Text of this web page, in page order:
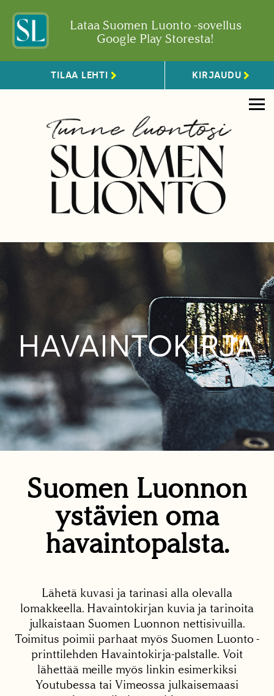
Lataa Suomen Luonto -sovellus
Google Play Storesta!
TILAA LEHTI KIRJAUDU
HAVAINTOKIRJA
Suomen Luonnon
ystävien oma
havaintopalsta.
Lähetä kuvasi ja tarinasi alla olevalla
lomakkeella. Havaintokirjan kuvia ja tarinoita
julkaistaan Suomen Luonnon nettisivuilla.
Toimitus poimii parhaat myös Suomen Luonto -
printtilehden Havaintokirja-palstalle. Voit
lähettää meille myös linkin esimerkiksi
Youtubessa tai Vimeossa julkaisemaasi